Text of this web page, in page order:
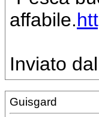
affabile.
Inviato
Guisgard